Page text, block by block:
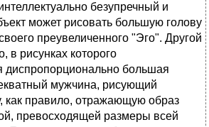
безупречный и
может рисовать большую голову
преувеличенного "Эго". Другой
в рисунках которого
диспропорционально большая
мужчина, рисующий
как правило, отражающую образ
превосходящей размеры всей